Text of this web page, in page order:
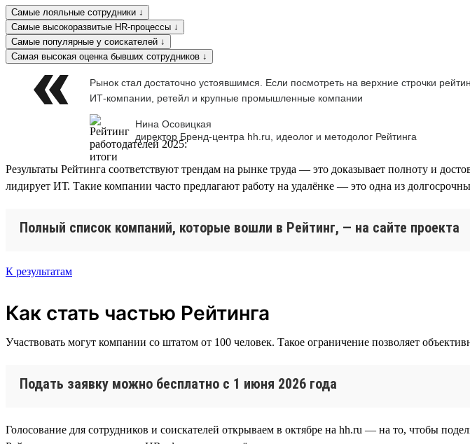
Самые лояльные сотрудники ↓
Самые высокоразвитые HR-процессы ↓
Самые популярные у соискателей ↓
Самая высокая оценка бывших сотрудников ↓
Рынок стал достаточно устоявшимся. Если посмотреть на верхние строчки
ИТ-компании, ретейл и крупные промышленные компании
Нина Осовицкая
директор Бренд-центра hh.ru, идеолог и методолог Рейтинга
Результаты Рейтинга соответствуют трендам на рынке труда — это доказывает полноту и
лидирует ИТ. Такие компании часто предлагают работу на удалёнке — это одна из
Полный список компаний, которые вошли в Рейтинг, — на сайте проекта
К результатам
Как стать частью Рейтинга
Участвовать могут компании со штатом от 100 человек. Такое ограничение позволяет
Подать заявку можно бесплатно с 1 июня 2026 года
Голосование для сотрудников и соискателей открываем в октябре на hh.ru — на то, чтобы